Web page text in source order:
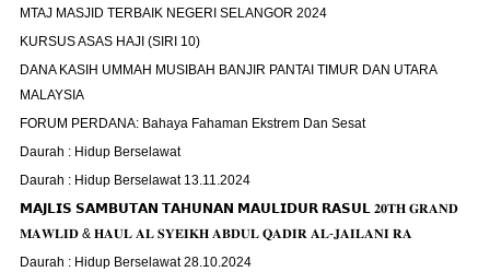
MTAJ MASJID TERBAIK NEGERI SELANGOR 2024
KURSUS ASAS HAJI (SIRI 10)
DANA KASIH UMMAH MUSIBAH BANJIR PANTAI TIMUR DAN UTARA
MALAYSIA
FORUM PERDANA: Bahaya Fahaman Ekstrem Dan Sesat
Daurah : Hidup Berselawat
Daurah : Hidup Berselawat 13.11.2024
𝗠𝗔𝗝𝗟𝗜𝗦 𝗦𝗔𝗠𝗕𝗨𝗧𝗔𝗡 𝗧𝗔𝗛𝗨𝗡𝗔𝗡 𝗠𝗔𝗨𝗟𝗜𝗗𝗨𝗥 𝗥𝗔𝗦𝗨𝗟 𝟐𝟎𝐓𝐇 𝐆𝐑𝐀𝐍𝐃
𝐌𝐀𝐖𝐋𝐈𝐃 & 𝐇𝐀𝐔𝐋 𝐀𝐋 𝐒𝐘𝐄𝐈𝐊𝐇 𝐀𝐁𝐃𝐔𝐋 𝐐𝐀𝐃𝐈𝐑 𝐀𝐋-𝐉𝐀𝐈𝐋𝐀𝐍𝐈 𝐑𝐀
Daurah : Hidup Berselawat 28.10.2024